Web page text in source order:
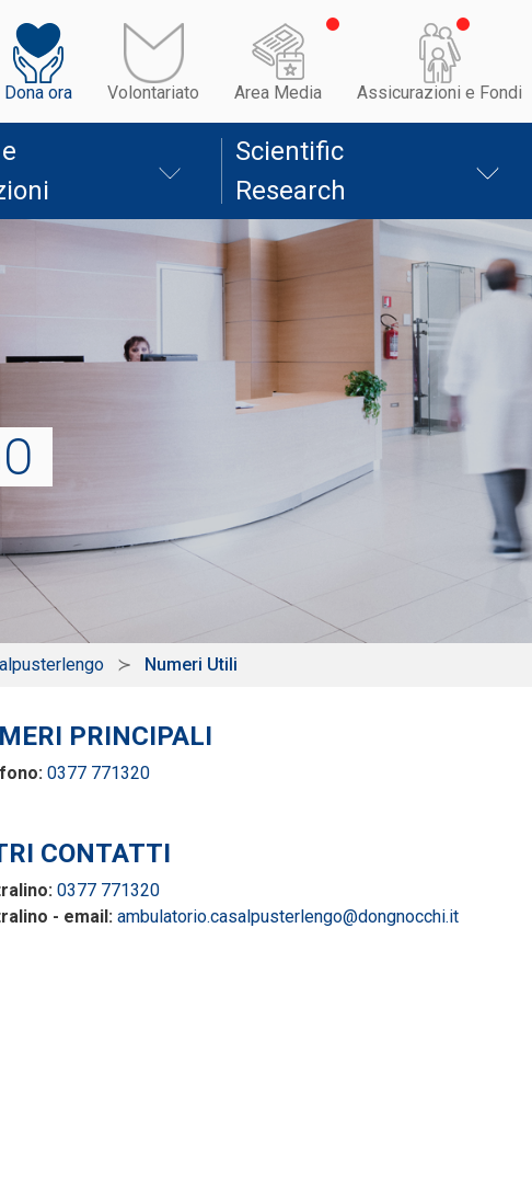
Dona ora Volontariato Area Media Assicurazioni e Fondi
Scientific
Research
Numeri Utili
PRINCIPALI
0377 771320
CONTATTI
0377 771320
- email: ambulatorio.casalpusterlengo@dongnocchi.it